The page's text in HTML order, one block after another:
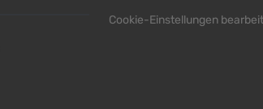
Cookie-Einstellungen